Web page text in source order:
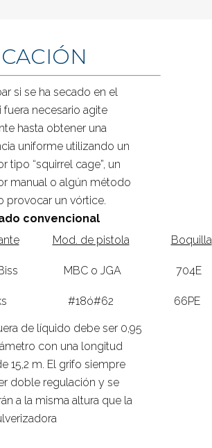
si se ha secado en el
fuera necesario agite
hasta obtener una
uniforme utilizando un
tipo “squirrel cage”, un
manual o algún método
provocar un vórtice.
convencional
Mod. de pistola Boquilla
MBC o JGA 704E
#18ó#62 66PE
de líquido debe ser 0,95
con una longitud
15,2 m. El grifo siempre
doble regulación y se
a la misma altura que la